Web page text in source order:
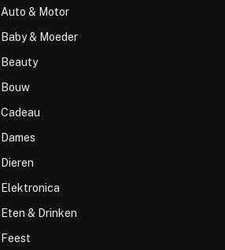
Auto & Motor
Baby & Moeder
Beauty
Bouw
Cadeau
Dames
Dieren
Elektronica
Eten & Drinken
Feest